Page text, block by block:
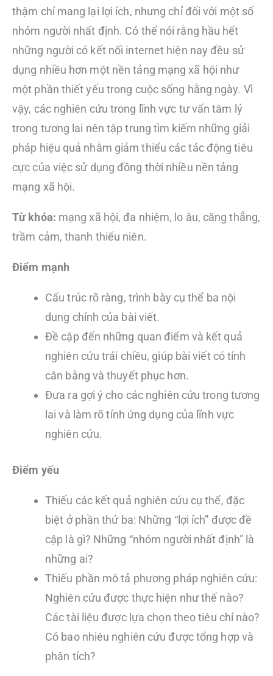
thậm chí mang lại lợi ích, nhưng chỉ đối với một số
nhóm người nhất định. Có thể nói rằng hầu hết
những người có kết nối internet hiện nay đều sử
dụng nhiều hơn một nền tảng mạng xã hội như
một phần thiết yếu trong cuộc sống hằng ngày. Vì
vậy, các nghiên cứu trong lĩnh vực tư vấn tâm lý
trong tương lai nên tập trung tìm kiếm những giải
pháp hiệu quả nhằm giảm thiểu các tác động tiêu
cực của việc sử dụng đồng thời nhiều nền tảng
mạng xã hội.
Từ khóa: mạng xã hội, đa nhiệm, lo âu, căng thẳng,
trầm cảm, thanh thiếu niên.
Điểm mạnh
Cấu trúc rõ ràng, trình bày cụ thể ba nội
dung chính của bài viết.
Đề cập đến những quan điểm và kết quả
nghiên cứu trái chiều, giúp bài viết có tính
cân bằng và thuyết phục hơn.
Đưa ra gợi ý cho các nghiên cứu trong tương
lai và làm rõ tính ứng dụng của lĩnh vực
nghiên cứu.
Điểm yếu
Thiếu các kết quả nghiên cứu cụ thể, đặc
biệt ở phần thứ ba: Những “lợi ích” được đề
cập là gì? Những “nhóm người nhất định” là
những ai?
Thiếu phần mô tả phương pháp nghiên cứu:
Nghiên cứu được thực hiện như thế nào?
Các tài liệu được lựa chọn theo tiêu chí nào?
Có bao nhiêu nghiên cứu được tổng hợp và
phân tích?